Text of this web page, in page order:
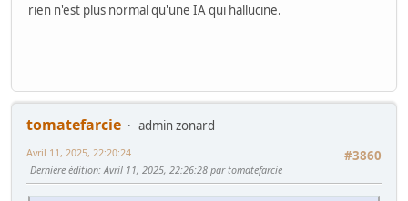
rien n'est plus normal qu'une IA qui hallucine.
tomatefarcie
admin zonard
#3860
Avril 11, 2025, 22:20:24
Dernière édition: Avril 11, 2025, 22:26:28 par tomatefarcie